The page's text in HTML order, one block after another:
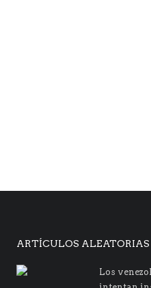
ARTÍCULOS ALEATORIAS
Los